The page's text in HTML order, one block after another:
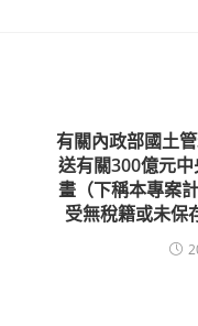
有關內政部國土
送有關300億元
畫（下稱本專案
受無稅籍或未保